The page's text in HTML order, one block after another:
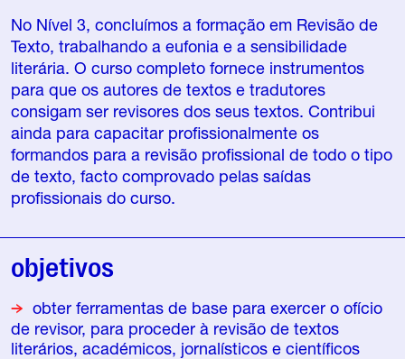
No Nível 3, concluímos a formação em Revisão de
Texto, trabalhando a eufonia e a sensibilidade
literária. O curso completo fornece instrumentos
para que os autores de textos e tradutores
consigam ser revisores dos seus textos. Contribui
ainda para capacitar profissionalmente os
formandos para a revisão profissional de todo o tipo
de texto, facto comprovado pelas saídas
profissionais do curso.
objetivos
obter ferramentas de base para exercer o ofício
de revisor, para proceder à revisão de textos
literários, académicos, jornalísticos e científicos